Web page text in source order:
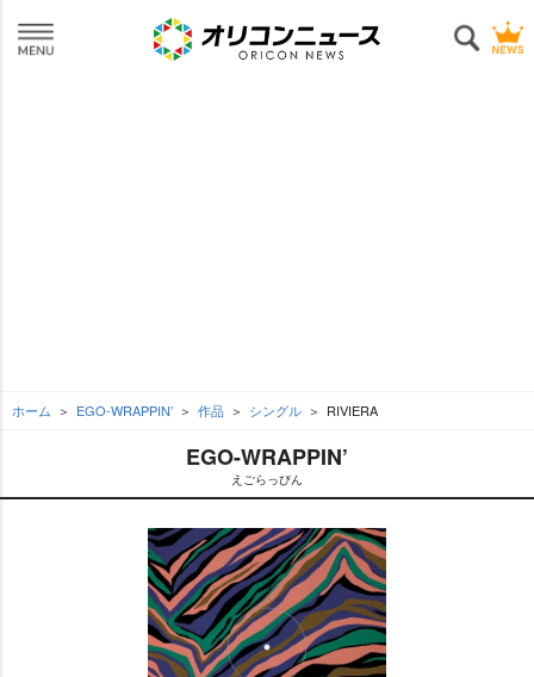
ホーム EGO-WRAPPIN’ 作品 シングル RIVIERA
EGO-WRAPPIN’
えごらっぴん